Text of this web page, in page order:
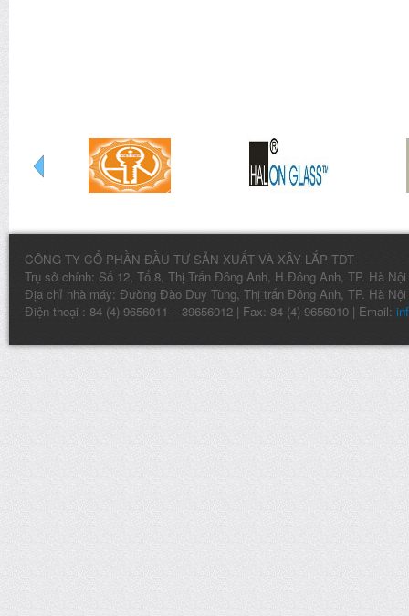
CÔNG TY CỔ PHẦN ĐẦU TƯ SẢN XUẤT VÀ XÂY LẮP TDT
Trụ sở chính: Số 12, Tổ 8, Thị Trấn Đông Anh, H.Đông Anh, TP. Hà Nội
Địa chỉ nhà máy: Đường Đào Duy Tùng, Thị trấn Đông Anh, TP. Hà Nội
Điện thoại : 84 (4) 9656011 – 39656012 | Fax: 84 (4) 9656010 | Email: